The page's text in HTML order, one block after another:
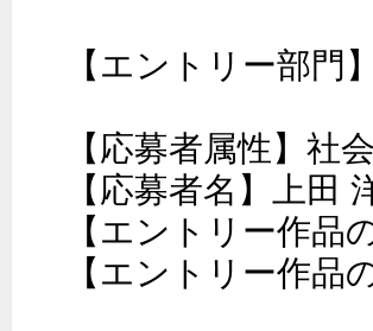
【エントリー部門
【応募者属性】社
【応募者名】上田
【エントリー作品
【エントリー作品